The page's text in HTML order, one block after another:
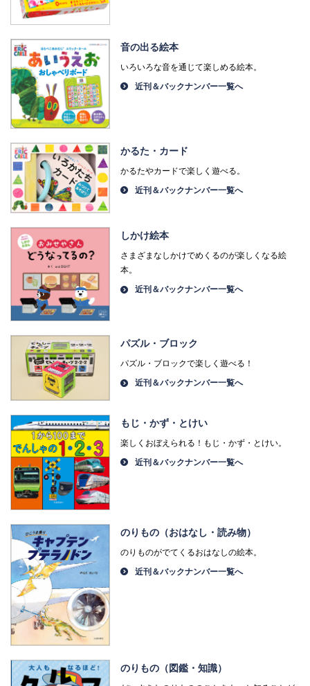
音の出る絵本
いろいろな音を通じて楽しめる絵本。
近刊＆バックナンバー一覧へ
かるた・カード
かるたやカードで楽しく遊べる。
近刊＆バックナンバー一覧へ
しかけ絵本
さまざまなしかけでめくるのが楽しくなる絵
本。
近刊＆バックナンバー一覧へ
パズル・ブロック
パズル・ブロックで楽しく遊べる！
近刊＆バックナンバー一覧へ
もじ・かず・とけい
楽しくおぼえられる！もじ・かず・とけい。
近刊＆バックナンバー一覧へ
のりもの（おはなし・読み物）
のりものがでてくるおはなしの絵本。
近刊＆バックナンバー一覧へ
のりもの（図鑑・知識）